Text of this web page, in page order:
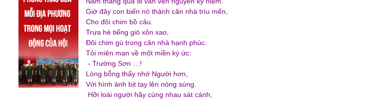
Giờ đây con biến nó thành căn nhà trìu mến,
Cho đôi chim bồ câu.
Trưa hè tiếng gió xôn xao,
Đôi chim gù trong căn nhà hạnh phúc.
Tôi miên man về một miền ký ức:
- Trường Sơn …!
Lòng bỗng thấy nhớ Người hơn,
Với hình ảnh bịt tay lên nòng súng.
Hỡi loài người hãy cùng nhau sát cánh,